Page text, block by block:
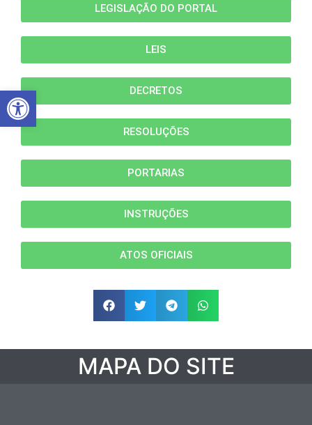
LEGISLAÇÃO DO PORTAL
LEIS
DECRETOS
RESOLUÇÕES
PORTARIAS
INSTRUÇÕES
ATOS OFICIAIS
MAPA DO SITE
Abrir a barra de ferramentas